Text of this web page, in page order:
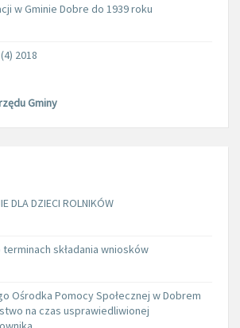
w Gminie Dobre do 1939 roku
2018
Gminy
DLA DZIECI ROLNIKÓW
terminach składania wniosków
Ośrodka Pomocy Społecznej w Dobrem
na czas usprawiedliwionej